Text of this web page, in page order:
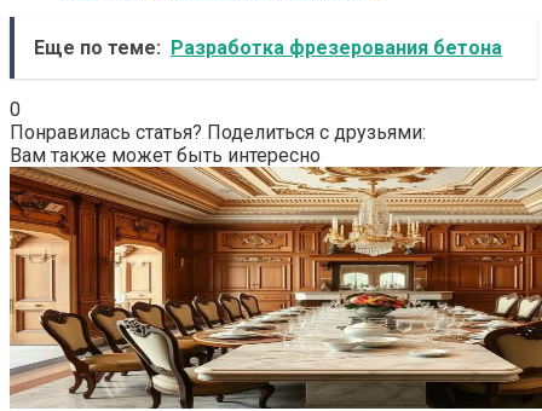
Еще по теме: Разработка фрезерования бетона
0
Понравилась статья? Поделиться с друзьями:
Вам также может быть интересно